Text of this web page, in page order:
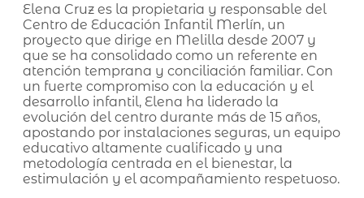
Elena Cruz es la propietaria y responsable del
Centro de Educación Infantil Merlín, un
proyecto que dirige en Melilla desde 2007 y
que se ha consolidado como un referente en
atención temprana y conciliación familiar. Con
un fuerte compromiso con la educación y el
desarrollo infantil, Elena ha liderado la
evolución del centro durante más de 15 años,
apostando por instalaciones seguras, un equipo
educativo altamente cualificado y una
metodología centrada en el bienestar, la
estimulación y el acompañamiento respetuoso.